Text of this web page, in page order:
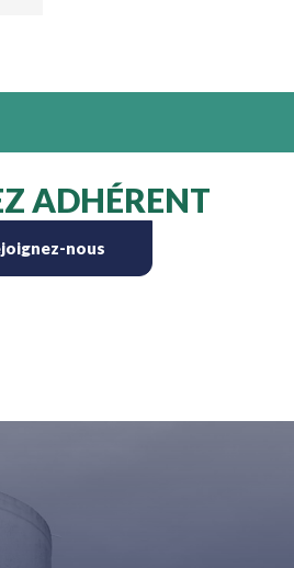
ADHÉRENT
nous